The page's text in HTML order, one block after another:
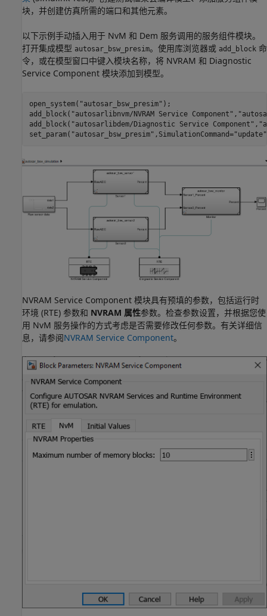
块，并创建仿真所需的端口和其他元素。
以下示例手动插入用于 NvM 和 Dem 服务调用的服务组件模块。
打开集成模型 autosar_bsw_presim。使用库浏览器或 add_block 命
令，或在模型窗口中键入模块名称，将 NVRAM 和 Diagnostic
Service Component 模块添加到模型。
open_system( "autosar_bsw_presim" );
add_block( "autosarlibnvm/NVRAM Service Component" ,
add_block( "autosarlibdem/Diagnostic Service Component" ,
set_param( "autosar_bsw_presim" ,SimulationCommand="update"
NVRAM Service Component 模块具有预填的参数，包括运行时
环境 (RTE) 参数和 NVRAM 属性参数。检查参数设置，并根据您使
用 NvM 服务操作的方式考虑是否需要修改任何参数。有关详细信
息，请参阅NVRAM Service Component。